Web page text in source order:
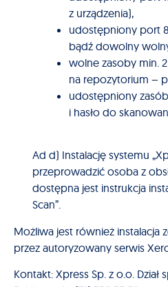
z urządzenia),
udostępniony port
bądź dowolny
wolne zasoby min.
na repozytorium –
udostępniony
i hasło do
Ad d) Instalację systemu
przeprowadzić osoba z
dostępna jest instrukcja
Scan”.
Możliwa jest również instalacja
przez autoryzowany serwis
Kontakt: Xpress Sp. z o.o. Dział